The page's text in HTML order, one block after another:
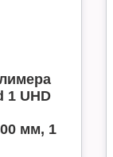
1 UHD
мм, 1